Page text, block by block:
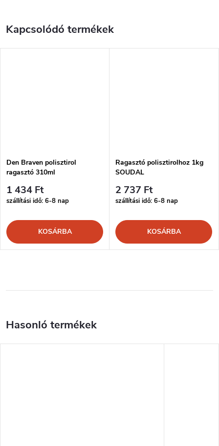
Kapcsolódó termékek
Den Braven polisztirol
ragasztó 310ml
1 434 Ft
szállítási idő: 6-8 nap
KOSÁRBA
Ragasztó polisztirolhoz 1kg
SOUDAL
2 737 Ft
szállítási idő: 6-8 nap
KOSÁRBA